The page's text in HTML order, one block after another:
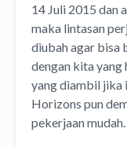
14 Juli 2015 dan
maka lintasan
diubah agar bisa
dengan kita yang
yang diambil jika
Horizons pun
pekerjaan mudah.